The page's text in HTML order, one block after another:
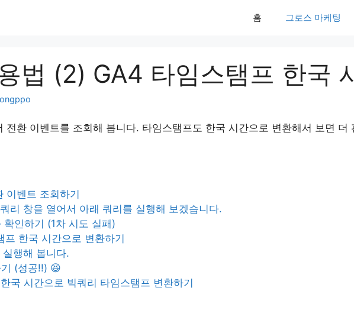
홈 그로스 마케팅
법 (2) GA4 타임스탬프 한국
전환 이벤트를 조회해 봅니다. 타임스탬프도 한국 시간으로 변환해서 보면 더
이벤트 조회하기
리 창을 열어서 아래 쿼리를 실행해 보겠습니다.
확인하기 (1차 시도 실패)
프 한국 시간으로 변환하기
행해 봅니다.
(성공!!) 😆
국 시간으로 빅쿼리 타임스탬프 변환하기